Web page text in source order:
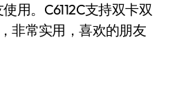
用。C6112C支持双卡双
非常实用，喜欢的朋友